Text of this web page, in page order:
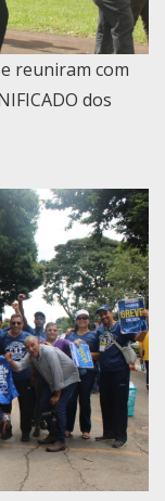
reuniram com
dos